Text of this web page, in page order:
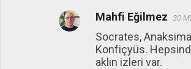
Mahfi Eğilmez 30
Socrates,
Konfiçyüs.
aklın izleri var.